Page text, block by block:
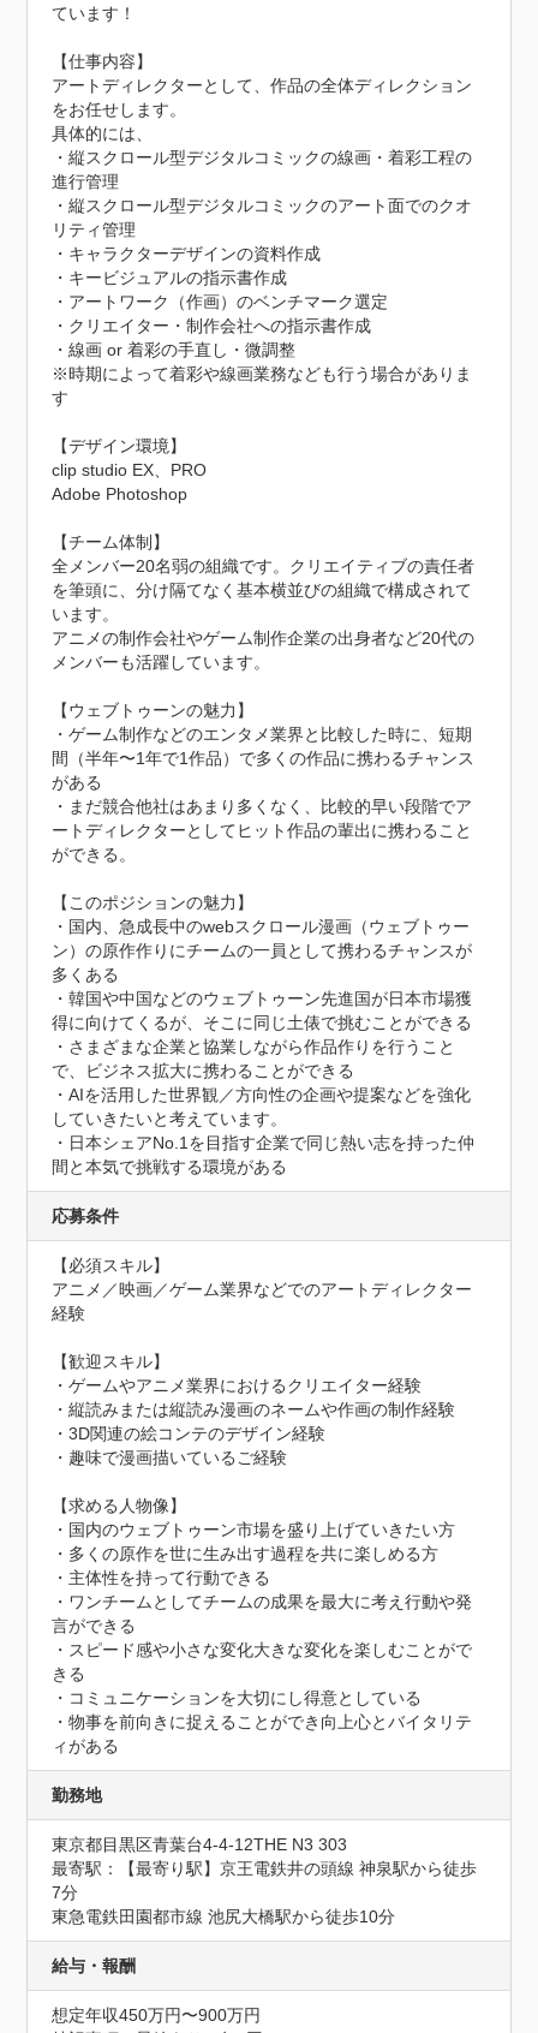
ています！
【仕事内容】
アートディレクターとして、作品の全体ディレクション
をお任せします。
具体的には、
・縦スクロール型デジタルコミックの線画・着彩工程の
進行管理
・縦スクロール型デジタルコミックのアート面でのクオ
リティ管理
・キャラクターデザインの資料作成
・キービジュアルの指示書作成
・アートワーク（作画）のベンチマーク選定
・クリエイター・制作会社への指示書作成
・線画 or 着彩の手直し・微調整
※時期によって着彩や線画業務なども行う場合がありま
す
【デザイン環境】
clip studio EX、PRO
Adobe Photoshop
【チーム体制】
全メンバー20名弱の組織です。クリエイティブの責任者
を筆頭に、分け隔てなく基本横並びの組織で構成されて
います。
アニメの制作会社やゲーム制作企業の出身者など20代の
メンバーも活躍しています。
【ウェブトゥーンの魅力】
・ゲーム制作などのエンタメ業界と比較した時に、短期
間（半年〜1年で1作品）で多くの作品に携わるチャンス
がある
・まだ競合他社はあまり多くなく、比較的早い段階でア
ートディレクターとしてヒット作品の輩出に携わること
ができる。
【このポジションの魅力】
・国内、急成長中のwebスクロール漫画（ウェブトゥー
ン）の原作作りにチームの一員として携わるチャンスが
多くある
・韓国や中国などのウェブトゥーン先進国が日本市場獲
得に向けてくるが、そこに同じ土俵で挑むことができる
・さまざまな企業と協業しながら作品作りを行うこと
で、ビジネス拡大に携わることができる
・AIを活用した世界観／方向性の企画や提案などを強化
していきたいと考えています。
・日本シェアNo.1を目指す企業で同じ熱い志を持った仲
間と本気で挑戦する環境がある
応募条件
【必須スキル】
アニメ／映画／ゲーム業界などでのアートディレクター
経験
【歓迎スキル】
・ゲームやアニメ業界におけるクリエイター経験
・縦読みまたは縦読み漫画のネームや作画の制作経験
・3D関連の絵コンテのデザイン経験
・趣味で漫画描いているご経験
【求める人物像】
・国内のウェブトゥーン市場を盛り上げていきたい方
・多くの原作を世に生み出す過程を共に楽しめる方
・主体性を持って行動できる
・ワンチームとしてチームの成果を最大に考え行動や発
言ができる
・スピード感や小さな変化大きな変化を楽しむことがで
きる
・コミュニケーションを大切にし得意としている
・物事を前向きに捉えることができ向上心とバイタリテ
ィがある
勤務地
東京都目黒区青葉台4-4-12THE N3 303
最寄駅：【最寄り駅】京王電鉄井の頭線 神泉駅から徒歩
7分
東急電鉄田園都市線 池尻大橋駅から徒歩10分
給与・報酬
想定年収450万円〜900万円